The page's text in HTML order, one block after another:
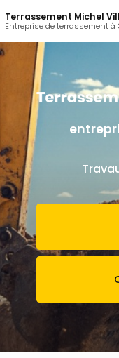
au
contenu
principal
Terrassement Michel
Entreprise de terrassement